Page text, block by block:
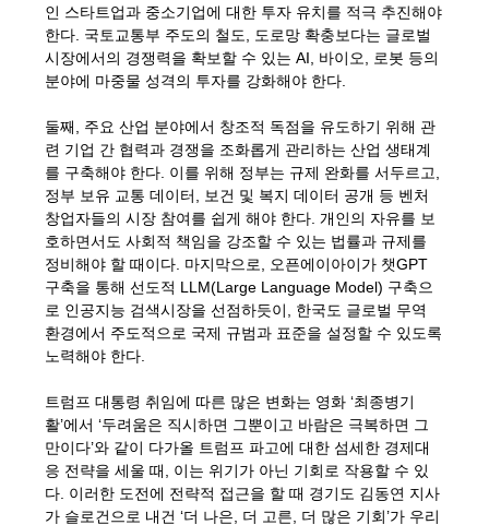
인 스타트업과 중소기업에 대한 투자 유치를 적극 추진해야
한다. 국토교통부 주도의 철도, 도로망 확충보다는 글로벌
시장에서의 경쟁력을 확보할 수 있는 AI, 바이오, 로봇 등의
분야에 마중물 성격의 투자를 강화해야 한다.
둘째, 주요 산업 분야에서 창조적 독점을 유도하기 위해 관
련 기업 간 협력과 경쟁을 조화롭게 관리하는 산업 생태계
를 구축해야 한다. 이를 위해 정부는 규제 완화를 서두르고,
정부 보유 교통 데이터, 보건 및 복지 데이터 공개 등 벤처
창업자들의 시장 참여를 쉽게 해야 한다. 개인의 자유를 보
호하면서도 사회적 책임을 강조할 수 있는 법률과 규제를
정비해야 할 때이다. 마지막으로, 오픈에이아이가 챗GPT
구축을 통해 선도적 LLM(Large Language Model) 구축으
로 인공지능 검색시장을 선점하듯이, 한국도 글로벌 무역
환경에서 주도적으로 국제 규범과 표준을 설정할 수 있도록
노력해야 한다.
트럼프 대통령 취임에 따른 많은 변화는 영화 ‘최종병기
활’에서 ‘두려움은 직시하면 그뿐이고 바람은 극복하면 그
만이다’와 같이 다가올 트럼프 파고에 대한 섬세한 경제대
응 전략을 세울 때, 이는 위기가 아닌 기회로 작용할 수 있
다. 이러한 도전에 전략적 접근을 할 때 경기도 김동연 지사
가 슬로건으로 내건 ‘더 나은, 더 고른, 더 많은 기회’가 우리